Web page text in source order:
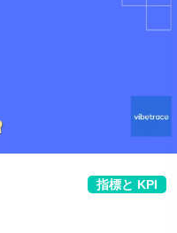
指標と KPI